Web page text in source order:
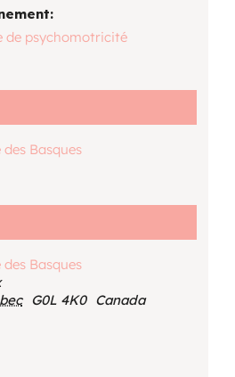
de psychomotricité
Basques
G0L 4K0 Canada
Basques